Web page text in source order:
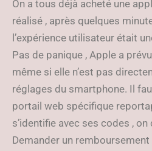
On a tous déjà acheté une
réalisé , après quelques
l’expérience utilisateur était
Pas de panique , Apple a
même si elle n’est pas
réglages du smartphone. Il
portail web spécifique
s’identifie avec ses codes ,
Demander un remboursement